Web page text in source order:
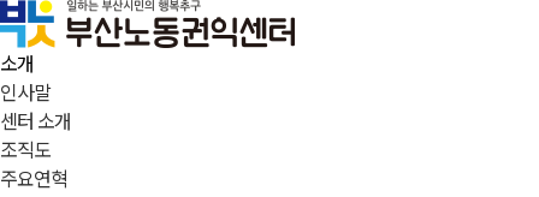
소개
인사말
센터 소개
조직도
주요연혁